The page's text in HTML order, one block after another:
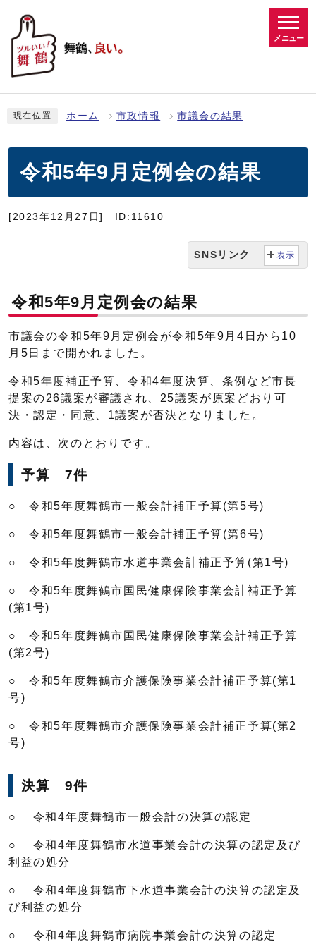
メニュー
現在位置 ホーム 市政情報 市議会の結果
令和5年9月定例会の結果
[2023年12月27日] ID:11610
SNSリンク 表示
令和5年9月定例会の結果
市議会の令和5年9月定例会が令和5年9月4日から10
月5日まで開かれました。
令和5年度補正予算、令和4年度決算、条例など市長
提案の26議案が審議され、25議案が原案どおり可
決・認定・同意、1議案が否決となりました。
内容は、次のとおりです。
予算 7件
○ 令和5年度舞鶴市一般会計補正予算(第5号)
○ 令和5年度舞鶴市一般会計補正予算(第6号)
○ 令和5年度舞鶴市水道事業会計補正予算(第1号)
○ 令和5年度舞鶴市国民健康保険事業会計補正予算
(第1号)
○ 令和5年度舞鶴市国民健康保険事業会計補正予算
(第2号)
○ 令和5年度舞鶴市介護保険事業会計補正予算(第1
号)
○ 令和5年度舞鶴市介護保険事業会計補正予算(第2
号)
決算 9件
○ 令和4年度舞鶴市一般会計の決算の認定
○ 令和4年度舞鶴市水道事業会計の決算の認定及び
利益の処分
○ 令和4年度舞鶴市下水道事業会計の決算の認定及
び利益の処分
○ 令和4年度舞鶴市病院事業会計の決算の認定